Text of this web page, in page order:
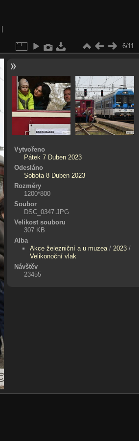
6/11
Vytvořeno
Pátek 7 Duben 2023
Odesláno
Sobota 8 Duben 2023
Rozměry
1200*800
Soubor
DSC_0347.JPG
Velikost souboru
307 KB
Alba
Akce železniční a u muzea / 2023 /
Velikonoční vlak
Návštěv
23455